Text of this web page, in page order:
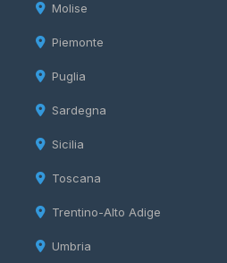
Molise
Piemonte
Puglia
Sardegna
Sicilia
Toscana
Trentino-Alto Adige
Umbria